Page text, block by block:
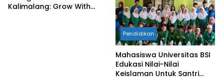
Kalimalang: Grow With
Pendidikan
Mahasiswa Universitas BSI
Edukasi Nilai-Nilai
Keislaman Untuk Santri